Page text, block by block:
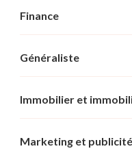
Finance
Généraliste
Immobilier et
Marketing et publicité